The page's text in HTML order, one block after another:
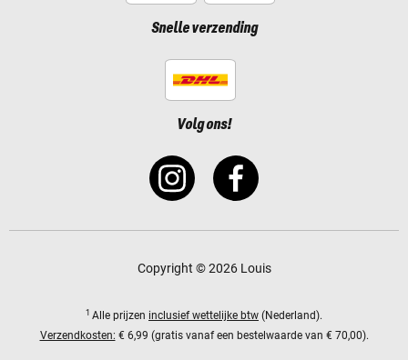
Snelle verzending
Volg ons!
Copyright © 2026 Louis
1 Alle prijzen inclusief wettelijke btw (Nederland).
Verzendkosten: € 6,99 (gratis vanaf een bestelwaarde van € 70,00).